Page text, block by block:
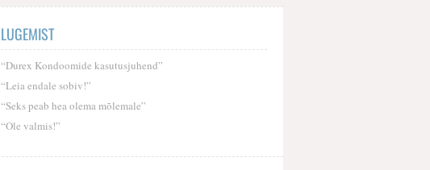
LUGEMIST
“Durex Kondoomide kasutusjuhend”
“Leia endale sobiv!”
“Seks peab hea olema mõlemale”
“Ole valmis!”